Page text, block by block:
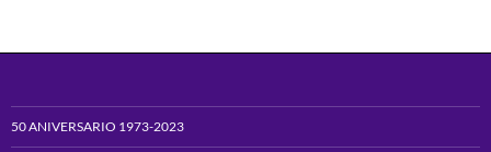
50 ANIVERSARIO 1973-2023